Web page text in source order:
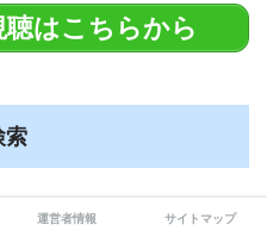
聴はこちらから
索
運営者情報 サイトマップ